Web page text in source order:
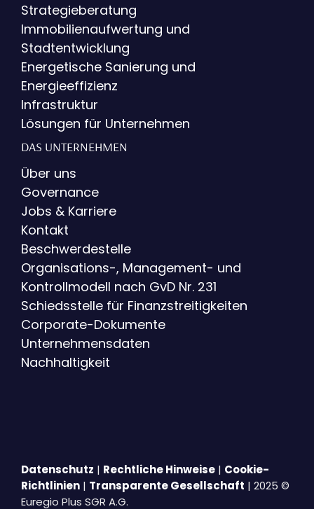
Strategieberatung
Immobilienaufwertung und
Stadtentwicklung
Energetische Sanierung und
Energieeffizienz
Infrastruktur
Lösungen für Unternehmen
DAS UNTERNEHMEN
Über uns
Governance
Jobs & Karriere
Kontakt
Beschwerdestelle
Organisations-, Management- und
Kontrollmodell nach GvD Nr. 231
Schiedsstelle für Finanzstreitigkeiten
Corporate-Dokumente
Unternehmensdaten
Nachhaltigkeit
Datenschutz | Rechtliche Hinweise | Cookie-
Richtlinien | Transparente Gesellschaft | 2025 ©
Euregio Plus SGR A.G.